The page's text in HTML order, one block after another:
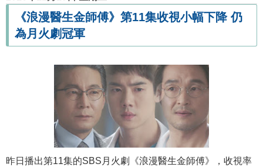
《浪漫醫生金師傅》第11集收視小幅下降 仍
為月火劇冠軍
昨日播出第11集的SBS月火劇《浪漫醫生金師傅》，收視率